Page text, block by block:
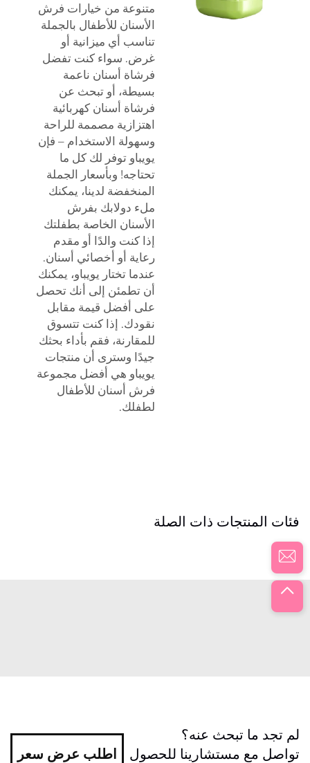
متنوعة من خيارات فرش
الأسنان للأطفال بالجملة
تناسب أي ميزانية أو
غرض. سواء كنت تفضل
فرشاة أسنان ناعمة
بسيطة، أو تبحث عن
فرشاة أسنان كهربائية
اهتزازية مصممة للراحة
وسهولة الاستخدام – فإن
يويباو توفر لك كل ما
تحتاجه! وبأسعار الجملة
المنخفضة لدينا، يمكنك
ملء دولابك بفرش
الأسنان الخاصة بطفلتك
إذا كنت والدًا أو مقدم
رعاية أو أخصائي أسنان.
عندما تختار يويباو، يمكنك
أن تطمئن إلى أنك تحصل
على أفضل قيمة مقابل
نقودك. إذا كنت تتسوق
للمقارنة، فقم بأداء بحثك
جيدًا وسترى أن منتجات
يويباو هي أفضل مجموعة
فرش أسنان للأطفال
لطفلك.
فئات المنتجات ذات الصلة
لم تجد ما تبحث عنه؟
تواصل مع مستشارينا للحصول
اطلب عرض سعر